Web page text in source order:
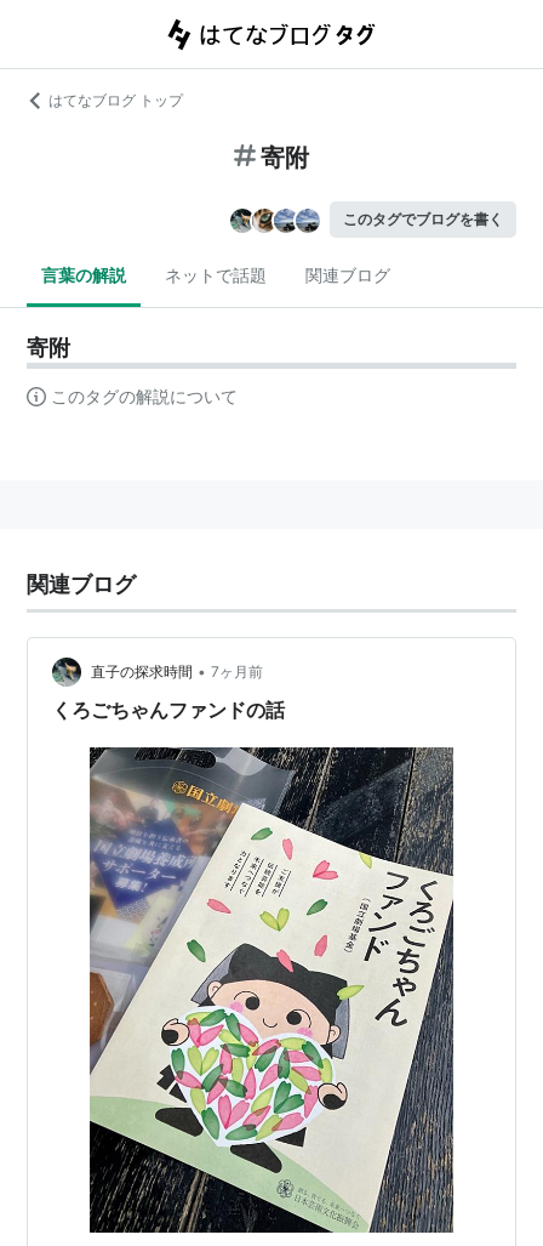
はてなブログ トップ
寄附
このタグでブログを書く
言葉の解説 ネットで話題 関連ブログ
寄附
このタグの解説について
関連ブログ
直子の探求時間 • 7ヶ月前
くろごちゃんファンドの話